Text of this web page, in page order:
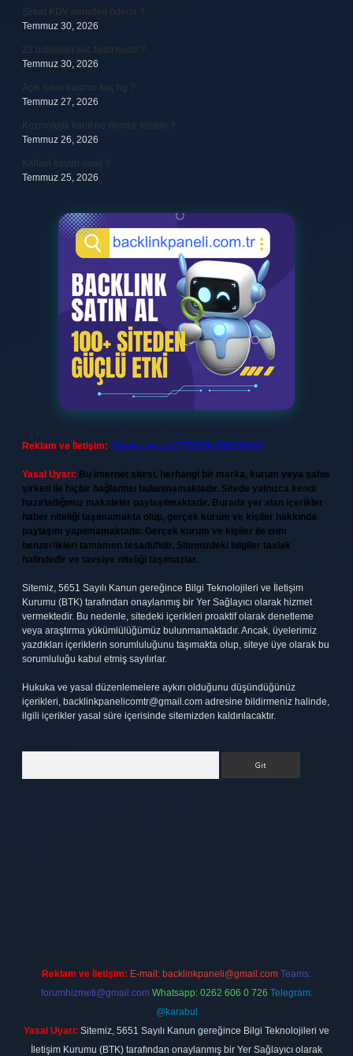
Şirket KDV nereden ödenir ?
Temmuz 30, 2026
23 baklavalı sac fiyatı nedir ?
Temmuz 30, 2026
Açık hava basıncı kaç hg ?
Temmuz 27, 2026
Kozmolojik kanıt ne demek felsefe ?
Temmuz 26, 2026
Kallavi kavun nasıl ?
Temmuz 25, 2026
Reklam ve İletişim: Skype: live:.cid.575569c608265c69
Yasal Uyarı: Bu internet sitesi, herhangi bir marka, kurum veya şahıs
şirketi ile hiçbir bağlantısı bulunmamaktadır. Sitede yalnızca kendi
hazırladığımız makaleler paylaşılmaktadır. Burada yer alan içerikler
haber niteliği taşımamakta olup, gerçek kurum ve kişiler hakkında
paylaşım yapılmamaktadır. Gerçek kurum ve kişiler ile isim
benzerlikleri tamamen tesadüfidir. Sitemizdeki bilgiler taslak
halindedir ve tavsiye niteliği taşımazlar.
Sitemiz, 5651 Sayılı Kanun gereğince Bilgi Teknolojileri ve İletişim
Kurumu (BTK) tarafından onaylanmış bir Yer Sağlayıcı olarak hizmet
vermektedir. Bu nedenle, sitedeki içerikleri proaktif olarak denetleme
veya araştırma yükümlülüğümüz bulunmamaktadır. Ancak, üyelerimiz
yazdıkları içeriklerin sorumluluğunu taşımakta olup, siteye üye olarak bu
sorumluluğu kabul etmiş sayılırlar.
Hukuka ve yasal düzenlemelere aykırı olduğunu düşündüğünüz
içerikleri, backlinkpanelicomtr@gmail.com adresine bildirmeniz halinde,
ilgili içerikler yasal süre içerisinde sitemizden kaldırılacaktır.
Reklam ve İletişim: E-mail: backlinkpaneli@gmail.com Teams:
forumhizmeti@gmail.com Whatsapp: 0262 606 0 726 Telegram:
@karabul
Yasal Uyarı: Sitemiz, 5651 Sayılı Kanun gereğince Bilgi Teknolojileri ve
İletişim Kurumu (BTK) tarafından onaylanmış bir Yer Sağlayıcı olarak